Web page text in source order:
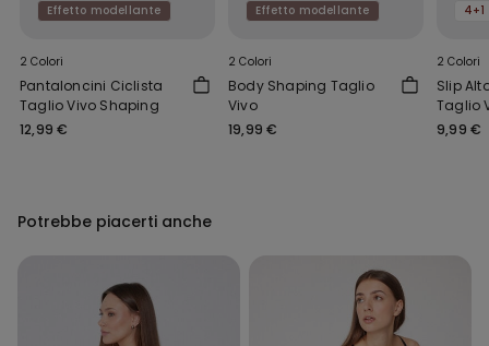
Effetto modellante
2 Colori
Pantaloncini Ciclista
Taglio Vivo Shaping
12,99 €
Effetto modellante
2 Colori
Body Shaping Taglio
Vivo
19,99 €
2 Colori
Slip
Taglio
9,99 €
Potrebbe piacerti anche